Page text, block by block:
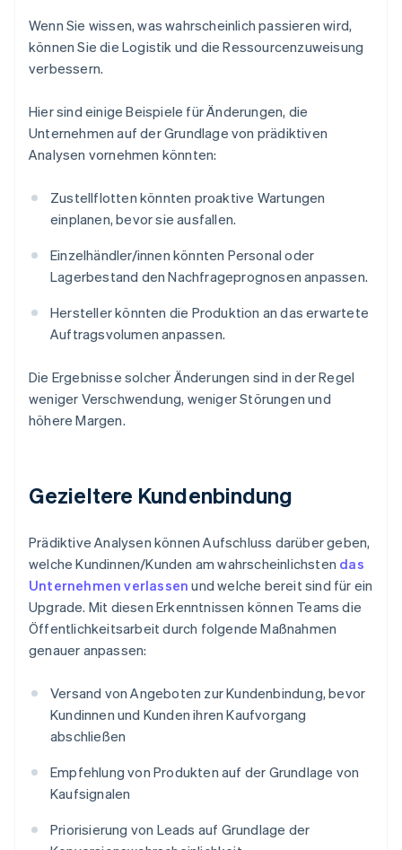
Wenn Sie wissen, was wahrscheinlich passieren wird,
können Sie die Logistik und die Ressourcenzuweisung
verbessern.
Hier sind einige Beispiele für Änderungen, die
Unternehmen auf der Grundlage von prädiktiven
Analysen vornehmen könnten:
Zustellflotten könnten proaktive Wartungen
einplanen, bevor sie ausfallen.
Einzelhändler/innen könnten Personal oder
Lagerbestand den Nachfrageprognosen anpassen.
Hersteller könnten die Produktion an das erwartete
Auftragsvolumen anpassen.
Die Ergebnisse solcher Änderungen sind in der Regel
weniger Verschwendung, weniger Störungen und
höhere Margen.
Gezieltere Kundenbindung
Prädiktive Analysen können Aufschluss darüber geben,
welche Kundinnen/Kunden am wahrscheinlichsten das
Unternehmen verlassen und welche bereit sind für ein
Upgrade. Mit diesen Erkenntnissen können Teams die
Öffentlichkeitsarbeit durch folgende Maßnahmen
genauer anpassen:
Versand von Angeboten zur Kundenbindung, bevor
Kundinnen und Kunden ihren Kaufvorgang
abschließen
Empfehlung von Produkten auf der Grundlage von
Kaufsignalen
Priorisierung von Leads auf Grundlage der